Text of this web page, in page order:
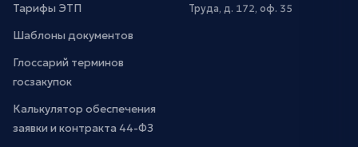
Тарифы ЭТП
Шаблоны документов
Глоссарий терминов
госзакупок
Калькулятор обеспечения
заявки и контракта 44-ФЗ
Труда, д. 172, оф. 35